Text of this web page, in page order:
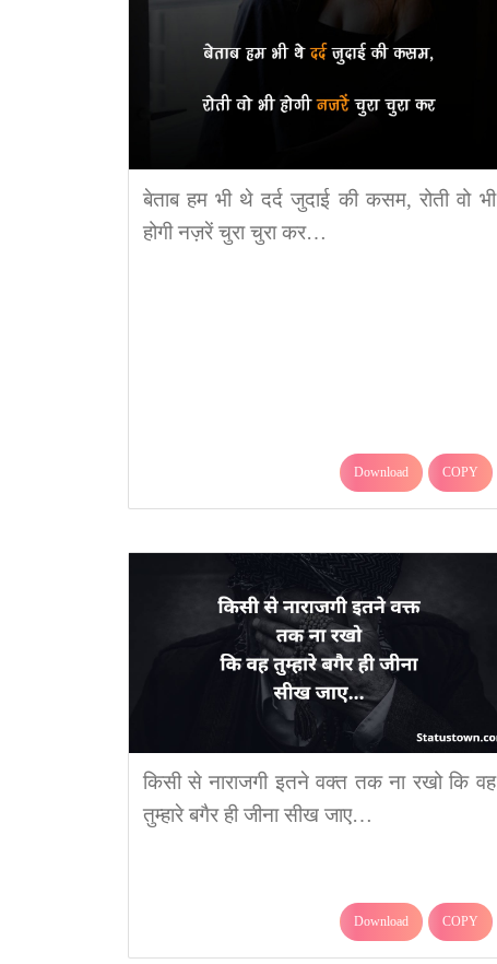
बेताब हम भी थे दर्द जुदाई की कसम, रोती वो भी
होगी नज़रें चुरा चुरा कर…
Download COPY
किसी से नाराजगी इतने वक्त तक ना रखो कि वह
तुम्हारे बगैर ही जीना सीख जाए…
Download COPY